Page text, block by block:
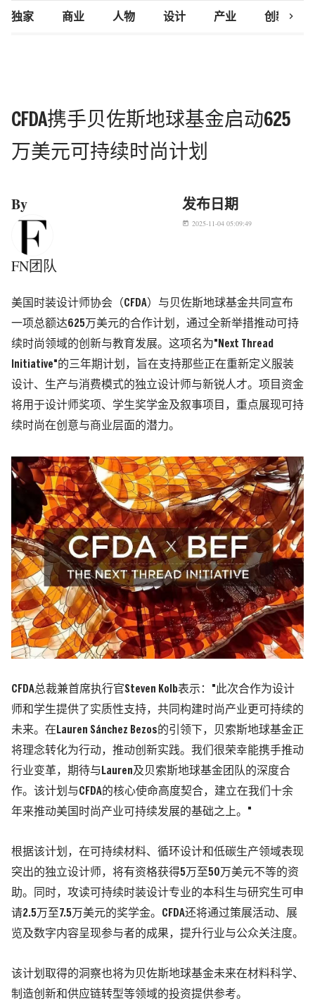
独家 商业 人物 设计 产业 创新研究
chevron_right
CFDA携手贝佐斯地球基金启动625
万美元可持续时尚计划
By
FN团队
发布日期
today 2025-11-04 05:09:49
美国时装设计师协会（CFDA）与贝佐斯地球基金共同宣布
一项总额达625万美元的合作计划，通过全新举措推动可持
续时尚领域的创新与教育发展。 这项名为"Next Thread
Initiative"的三年期计划，旨在支持那些正在重新定义服装
设计、生产与消费模式的独立设计师与新锐人才。项目资金
将用于设计师奖项、学生奖学金及叙事项目，重点展现可持
续时尚在创意与商业层面的潜力。
CFDA总裁兼首席执行官Steven Kolb表示："此次合作为设计
师和学生提供了实质性支持，共同构建时尚产业更可持续的
未来。在Lauren Sánchez Bezos的引领下，贝索斯地球基金正
将理念转化为行动，推动创新实践。我们很荣幸能携手推动
行业变革，期待与Lauren及贝索斯地球基金团队的深度合
作。该计划与CFDA的核心使命高度契合，建立在我们十余
年来推动美国时尚产业可持续发展的基础之上。"
根据该计划，在可持续材料、循环设计和低碳生产领域表现
突出的独立设计师，将有资格获得5万至50万美元不等的资
助。同时，攻读可持续时装设计专业的本科生与研究生可申
请2.5万至7.5万美元的奖学金。CFDA还将通过策展活动、展
览及数字内容呈现参与者的成果，提升行业与公众关注度。
该计划取得的洞察也将为 贝佐斯地球基金未来在材料科学、
制造创新和供应链转型等领域的投资提供参考。